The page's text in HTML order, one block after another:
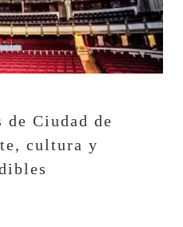
de Ciudad de
cultura y